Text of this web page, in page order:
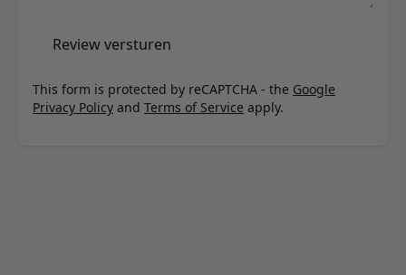
Review versturen
This form is protected by reCAPTCHA - the Google
Privacy Policy and Terms of Service apply.